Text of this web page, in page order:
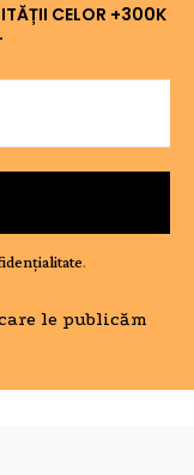
CELOR +300K
.
le publicăm